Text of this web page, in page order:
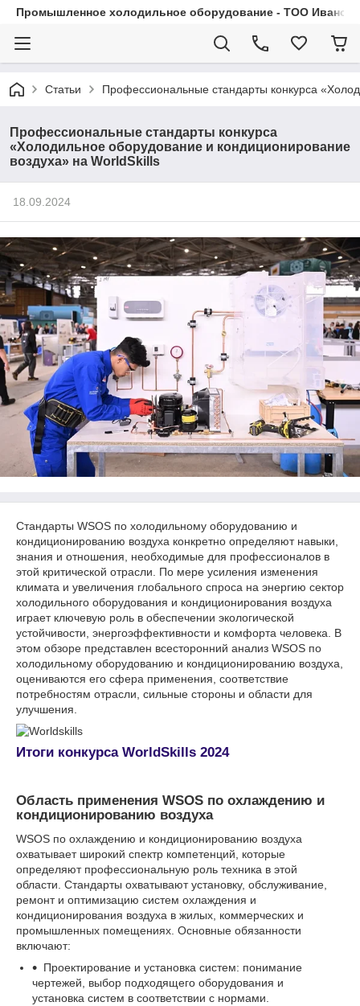
Промышленное холодильное оборудование - ТОО
Статьи Профессиональные стандарты конкурса
Профессиональные стандарты конкурса
«Холодильное оборудование и кондиционирование
воздуха» на WorldSkills
18.09.2024
Стандарты WSOS по холодильному оборудованию и
кондиционированию воздуха конкретно определяют навыки,
знания и отношения, необходимые для профессионалов в
этой критической отрасли. По мере усиления изменения
климата и увеличения глобального спроса на энергию сектор
холодильного оборудования и кондиционирования воздуха
играет ключевую роль в обеспечении экологической
устойчивости, энергоэффективности и комфорта человека. В
этом обзоре представлен всесторонний анализ WSOS по
холодильному оборудованию и кондиционированию воздуха,
оцениваются его сфера применения, соответствие
потребностям отрасли, сильные стороны и области для
улучшения.
Итоги конкурса WorldSkills 2024
Область применения WSOS по охлаждению и
кондиционированию воздуха
WSOS по охлаждению и кондиционированию воздуха
охватывает широкий спектр компетенций, которые
определяют профессиональную роль техника в этой
области. Стандарты охватывают установку, обслуживание,
ремонт и оптимизацию систем охлаждения и
кондиционирования воздуха в жилых, коммерческих и
промышленных помещениях. Основные обязанности
включают:
Проектирование и установка систем: понимание
чертежей, выбор подходящего оборудования и
установка систем в соответствии с нормами.